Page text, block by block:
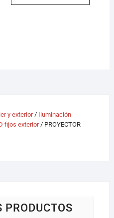
y exterior/ Iluminación
fijos exterior/ PROYECTOR
PRODUCTOS